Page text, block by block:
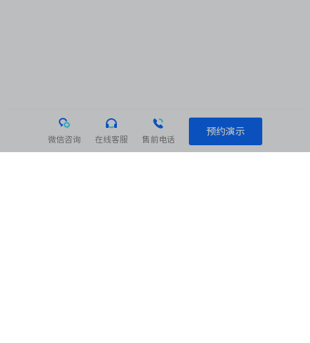
微信咨询 在线客服 售前电话
预约演示